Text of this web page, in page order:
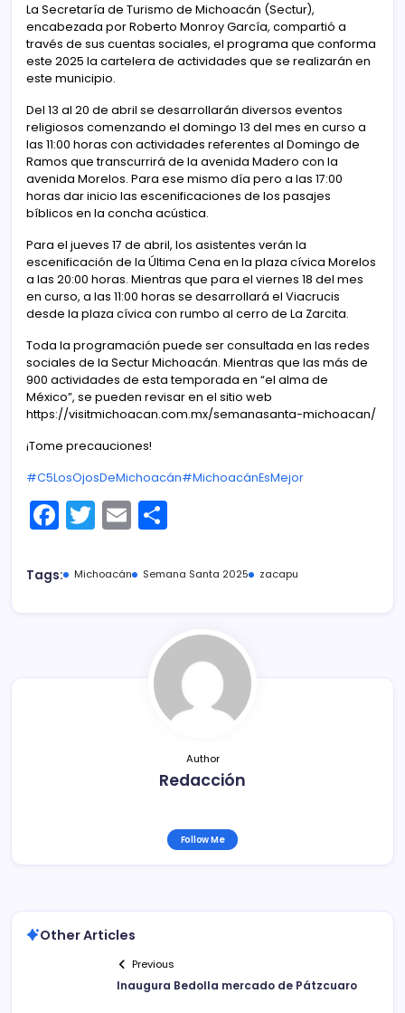
La Secretaría de Turismo de Michoacán (Sectur),
encabezada por Roberto Monroy García, compartió a
través de sus cuentas sociales, el programa que conforma
este 2025 la cartelera de actividades que se realizarán en
este municipio.
Del 13 al 20 de abril se desarrollarán diversos eventos
religiosos comenzando el domingo 13 del mes en curso a
las 11:00 horas con actividades referentes al Domingo de
Ramos que transcurrirá de la avenida Madero con la
avenida Morelos. Para ese mismo día pero a las 17:00
horas dar inicio las escenificaciones de los pasajes
bíblicos en la concha acústica.
Para el jueves 17 de abril, los asistentes verán la
escenificación de la Última Cena en la plaza cívica Morelos
a las 20:00 horas. Mientras que para el viernes 18 del mes
en curso, a las 11:00 horas se desarrollará el Viacrucis
desde la plaza cívica con rumbo al cerro de La Zarcita.
Toda la programación puede ser consultada en las redes
sociales de la Sectur Michoacán. Mientras que las más de
900 actividades de esta temporada en “el alma de
México”, se pueden revisar en el sitio web
https://visitmichoacan.com.mx/semanasanta-michoacan/
¡Tome precauciones!
#C5LosOjosDeMichoacán#MichoacánEsMejor
F
a
c
T
w
itt
E
m
ai m
ar
tir
Tags: Michoacán Semana Santa 2025 zacapu
Author
Redacción
Follow Me
Other Articles
Previous
Inaugura Bedolla mercado de Pátzcuaro